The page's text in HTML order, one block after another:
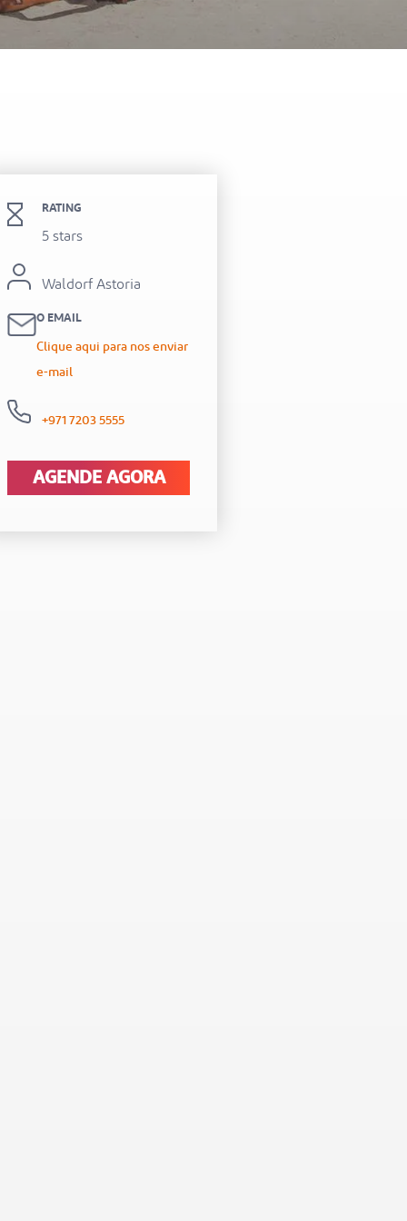
RATING
5 stars
Waldorf Astoria
O EMAIL
Clique aqui para nos enviar
e-mail
+971 7203 5555
AGENDE AGORA